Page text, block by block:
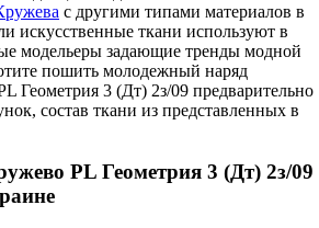
с другими типами материалов в
искусственные ткани используют в
модельеры задающие тренды модной
пошить молодежный наряд
Геометрия 3 (Дт) 2з/09 предварительно
состав ткани из представленных в
PL Геометрия 3 (Дт) 2з/09